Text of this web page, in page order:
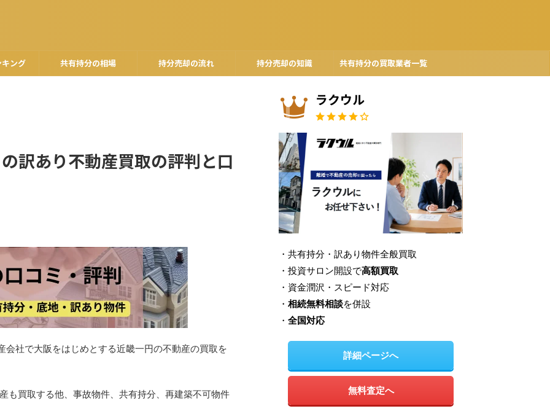
ング 共有持分の相場 持分売却の流れ 持分売却の知識 共有持分の買取業者一覧
訳あり不動産買取の評判と口
社で大阪をはじめとする近畿一円の不動産の買取を
も買取する他、事故物件、共有持分、再建築不可物件
ラクウル
・共有持分・訳あり物件全般買取
・投資サロン開設で高額買取
・資金潤沢・スピード対応
・ 相続無料相談を併設
・ 全国対応
詳細ページへ
無料査定へ